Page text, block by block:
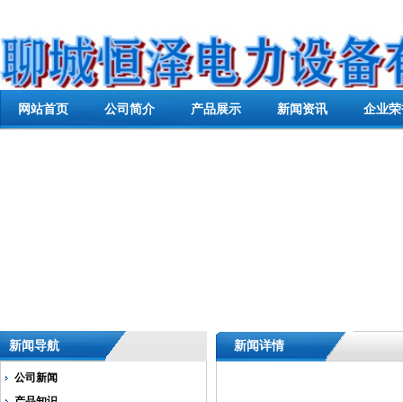
网站首页 公司简介 产品展示 新闻资讯 企业
新闻导航
公司新闻
新闻详情